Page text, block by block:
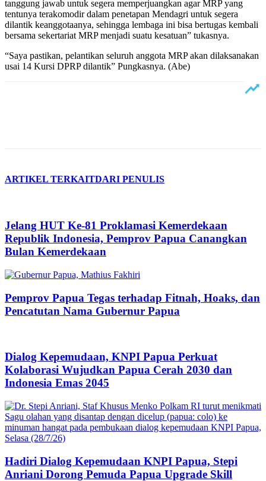
tanggung jawab untuk segera memperjuangkan agar MRP yang
tentunya terakomodir dalam penetapan Mendagri untuk segera
dilantik keanggotaanya, sehingga lembaga ini bisa bertugas kembali
bersama sekertariat MRP menjadi suatu kesatuan” tukasnya.
“Saya pastikan, pelantikan seluruh anggota MRP akan dilaksanakan
usai 14 Kursi DPRP dilantik” Pungkasnya. (Abe)
ARTIKEL TERKAITDARI PENULIS
Jelang HUT Ke-81 Proklamasi Kemerdekaan
Republik Indonesia, Pemprov Papua Canangkan
Bulan Kemerdekaan
Pemprov Papua Tegas terhadap Fitnah, Hoaks, dan
Pencatutan Nama Gubernur Papua
Dialog Kepemudaan, KNPI Papua Perkuat
Kolaborasi Wujudkan Papua Cerah 2030 dan
Indonesia Emas 2045
Hadiri Dialog Kepemudaan KNPI Papua, Stepi
Anriani Dorong Pemuda Papua Upgrade Skill